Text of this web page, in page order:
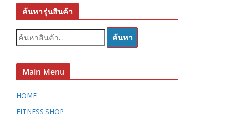
ค้นหารุ่นสินค้า
ค้
น
:
ค้นหา
Main Menu
HOME
FITNESS SHOP